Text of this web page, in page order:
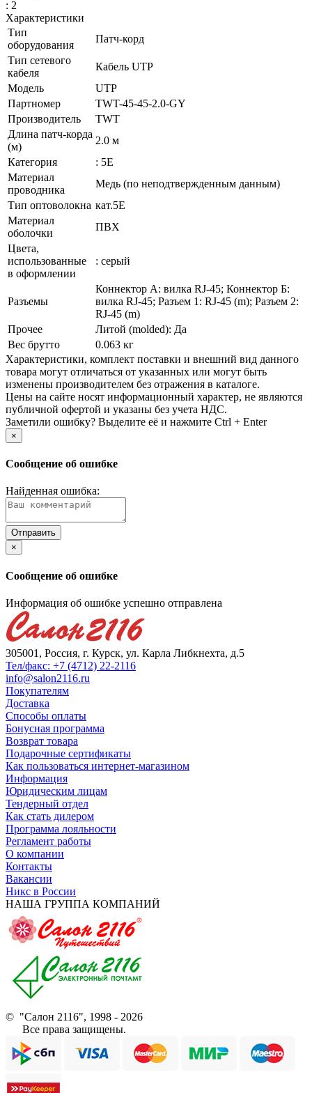
: 2
Характеристики
Тип
оборудования
Патч-корд
Тип сетевого
кабеля
Кабель UTP
Модель
UTP
Партномер
TWT-45-45-2.0-GY
Производитель
TWT
Длина патч-корда
(м)
2.0 м
Категория
: 5E
Материал
проводника
Медь (по неподтвержденным данным)
Тип оптоволокна кат.5E
Материал
оболочки
ПВХ
Цвета,
использованные
в оформлении
: серый
Разъемы
Коннектор А: вилка RJ-45; Коннектор Б:
вилка RJ-45; Разъем 1: RJ-45 (m); Разъем 2:
RJ-45 (m)
Прочее
Литой (molded): Да
Вес брутто
0.063 кг
Xарактеристики, комплект поставки и внешний вид данного
товара могут отличаться от указанных или могут быть
изменены производителем без отражения в каталоге.
Цены на сайте носят информационный характер, не являются
публичной офертой и указаны без учета НДС.
Заметили ошибку? Выделите её и нажмите Ctrl + Enter
×
Сообщение об ошибке
Найденная ошибка:
×
Сообщение об ошибке
Информация об ошибке успешно отправлена
305001, Россия, г. Курск, ул. Карла Либкнехта, д.5
Тел/факс: +7 (4712) 22-2116
info@salon2116.ru
Покупателям
Доставка
Способы оплаты
Бонусная программа
Возврат товара
Подарочные сертификаты
Как пользоваться интернет-магазином
Информация
Юридическим лицам
Тендерный отдел
Как стать дилером
Программа лояльности
Регламент работы
О компании
Контакты
Вакансии
Никс в России
НАША ГРУППА КОМПАНИЙ
© "Салон 2116", 1998 - 2026
Все права защищены.